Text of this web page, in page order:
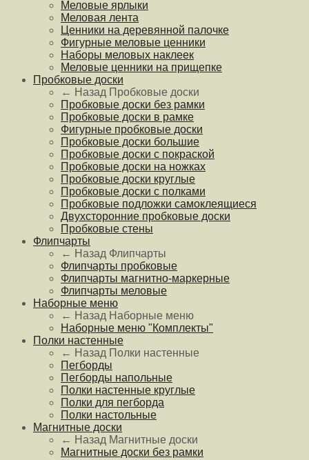
Меловые ярлыки
Меловая лента
Ценники на деревянной палочке
Фигурные меловые ценники
Наборы меловых наклеек
Меловые ценники на прищепке
Пробковые доски
← Назад Пробковые доски
Пробковые доски без рамки
Пробковые доски в рамке
Фигурные пробковые доски
Пробковые доски большие
Пробковые доски с покраской
Пробковые доски на ножках
Пробковые доски круглые
Пробковые доски с полками
Пробковые подложки самоклеящиеся
Двухсторонние пробковые доски
Пробковые стены
Флипчарты
← Назад Флипчарты
Флипчарты пробковые
Флипчарты магнитно-маркерные
Флипчарты меловые
Наборные меню
← Назад Наборные меню
Наборные меню "Комплекты"
Полки настенные
← Назад Полки настенные
Пегборды
Пегборды напольные
Полки настенные круглые
Полки для пегборда
Полки настольные
Магнитные доски
← Назад Магнитные доски
Магнитные доски без рамки